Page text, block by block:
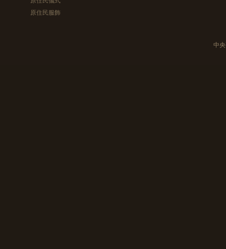
原住民服飾
中